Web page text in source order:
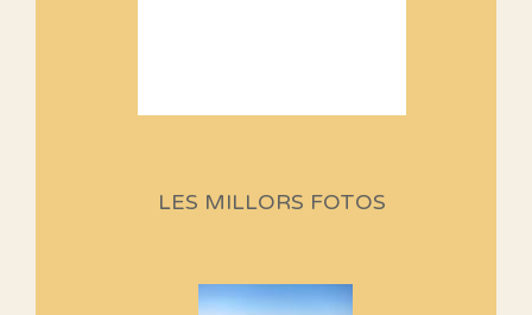
programació d'aquest any
Si no podem caminar, alguna
LES MILLORS FOTOS